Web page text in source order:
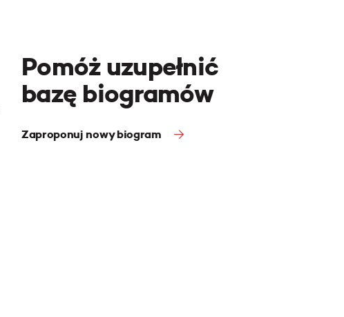
Pomóż uzupełnić
bazę biogramów
Zaproponuj nowy biogram